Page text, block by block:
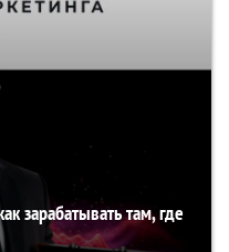
зарабатывать там, где